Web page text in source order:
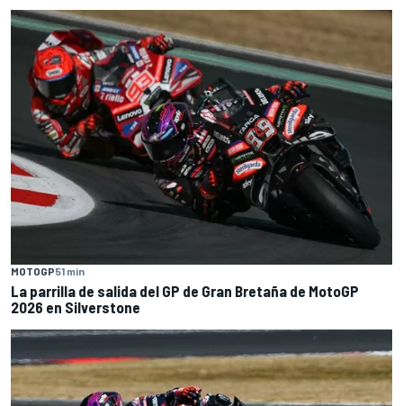
MOTOGP51 min
La parrilla de salida del GP de Gran Bretaña de MotoGP
2026 en Silverstone